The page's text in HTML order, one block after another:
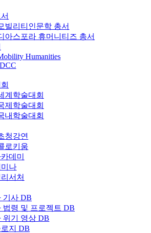
빌리티인문학 총서
아스포라 휴머니티즈 총서
Humanities
계학술대회
제학술대회
내학술대회
청강연
로키움
데미
나
서처
기사 DB
법령 및 프로젝트 DB
위기 영상 DB
지 DB